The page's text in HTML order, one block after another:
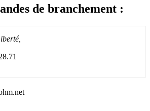
RSS
de branchement :